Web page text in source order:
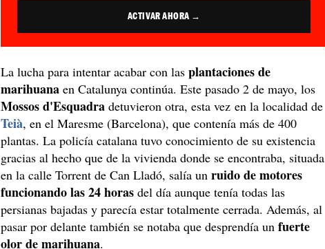
ACTIVAR AHORA →
La lucha para intentar acabar con lasplantaciones de
marihuana en Catalunya continúa. Este pasado 2 de mayo, los
Mossos d'Esquadra detuvieron otra, esta vez en la localidad de
Teià, en el Maresme (Barcelona), que contenía más de 400
plantas. La policía catalana tuvo conocimiento de su existencia
gracias al hecho que de la vivienda donde se encontraba, situada
en la calle Torrent de Can Lladó, salía unruido de motores
funcionando las 24 horas del día aunque tenía todas las
persianas bajadas y parecía estar totalmente cerrada. Además, al
pasar por delante también se notaba que desprendía unfuerte
olor de marihuana.